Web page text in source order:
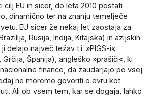
cilj EU in sicer, do leta 2010 postati
dinamično ter na znanju temelječe
EU sicer že nekaj let zaostaja za
Rusija, Indija, Kitajska) in azijskih
delajo največ težav t.i. »PIGS-i«
Grčija, Španija), angleško »prašiči«, ki
finance, da zaudarjajo po vsej
ne moremo govoriti o evru kot
Ali ob vsem tem, kar se dogaja, lahko